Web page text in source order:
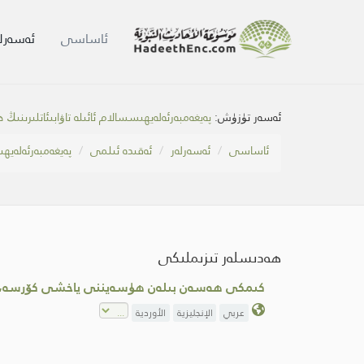
ئاساسى
ئەسەر تۈزۈش: پەيغەمبەرئەلەيھىسسالام ئائىلە
ئاساسى
ئەسەرلەر ئەقىدە ئىلمى
ھەدىسلەر تىزىملىكى
كىمكى ھەسەن بىلەن ھۈسەيننى ياخشى كۆرسە،
عربي الإنجليزية الأوردية